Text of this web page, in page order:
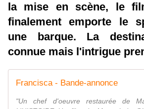
la mise en scène, le
finalement emporte le
une barque. La
connue mais l'intrigue
Francisca - Bande-annonce
"Un chef d'oeuvre restaurée de